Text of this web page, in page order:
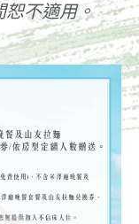
恕不適用。